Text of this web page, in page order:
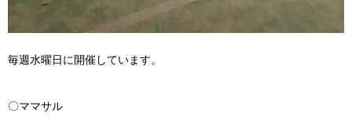
毎週水曜日に開催しています。
〇ママサル